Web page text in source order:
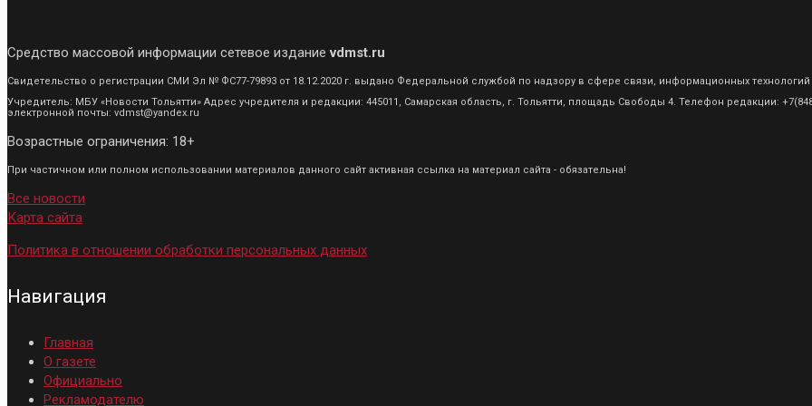
Средство массовой информации сетевое изданиеvdmst.ru
Свидетельство о регистрации СМИ Эл № ФС77-79893 от 18.12.2020 г. выдано Федеральной службой по надзору в сфере связи, информационных
Учредитель: МБУ «Новости Тольятти» Адрес учредителя и редакции: 445011, Самарская область, г. Тольятти, площадь Свободы 4. Телефон редакции:
электронной почты: vdmst@yandex.ru
Возрастные ограничения: 18+
При частичном или полном использовании материалов данного сайт активная ссылка на материал сайта - обязательна!
Все новости
Карта сайта
Политика в отношении обработки персональных данных
Навигация
Главная
О газете
Официально
Рекламодателю